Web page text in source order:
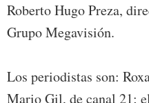
Roberto Hugo Preza,
Grupo Megavisión.
Los periodistas son:
Mario Gil, de canal 21;